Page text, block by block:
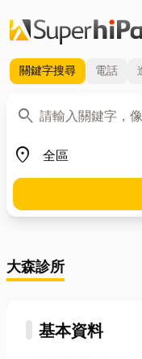
關鍵字搜尋 電話
search
關鍵字
place
地區
大森診所
基本資料